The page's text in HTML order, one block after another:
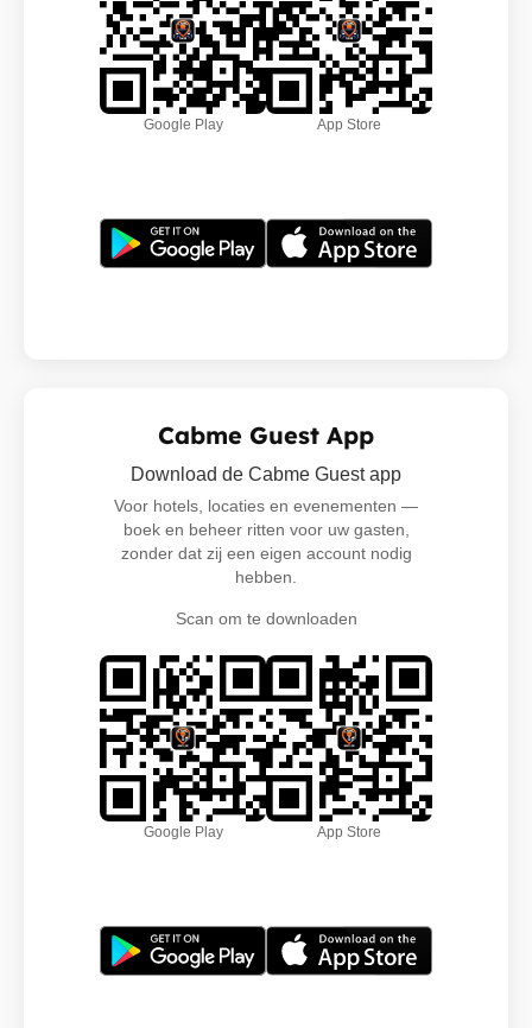
Google Play App Store
Cabme Guest App
Download de Cabme Guest app
Voor hotels, locaties en evenementen —
boek en beheer ritten voor uw gasten,
zonder dat zij een eigen account nodig
hebben.
Scan om te downloaden
Google Play App Store